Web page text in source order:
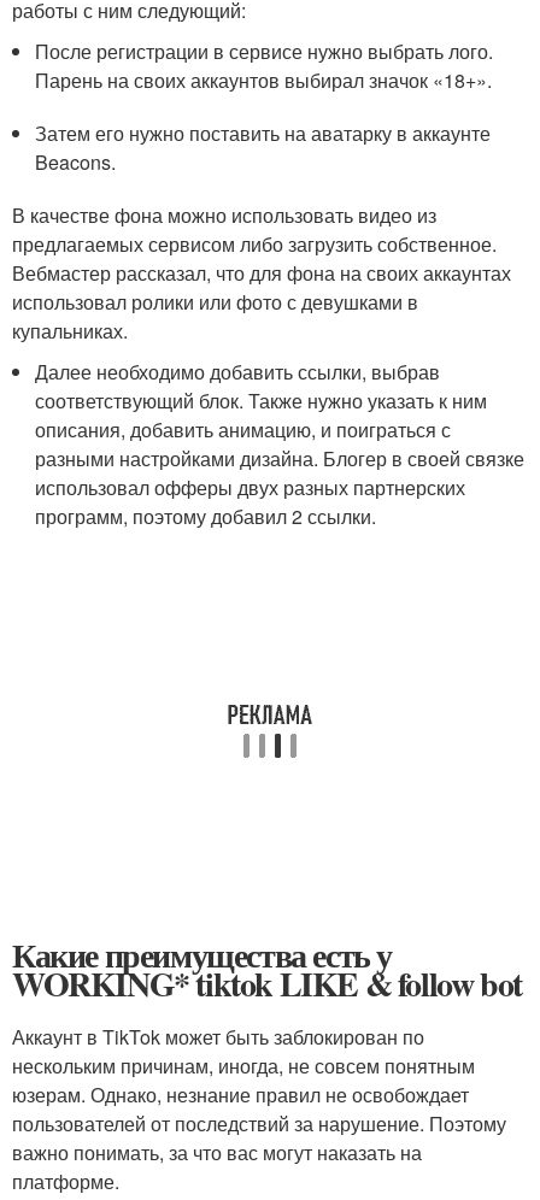
работы с ним следующий:
После регистрации в сервисе нужно выбрать лого.
Парень на своих аккаунтов выбирал значок «18+».
Затем его нужно поставить на аватарку в аккаунте
Beacons.
В качестве фона можно использовать видео из
предлагаемых сервисом либо загрузить собственное.
Вебмастер рассказал, что для фона на своих аккаунтах
использовал ролики или фото с девушками в
купальниках.
Далее необходимо добавить ссылки, выбрав
соответствующий блок. Также нужно указать к ним
описания, добавить анимацию, и поиграться с
разными настройками дизайна. Блогер в своей связке
использовал офферы двух разных партнерских
программ, поэтому добавил 2 ссылки.
Какие преимущества есть у
WORKING* tiktok LIKE & follow bot
Аккаунт в TikTok может быть заблокирован по
нескольким причинам, иногда, не совсем понятным
юзерам. Однако, незнание правил не освобождает
пользователей от последствий за нарушение. Поэтому
важно понимать, за что вас могут наказать на
платформе.